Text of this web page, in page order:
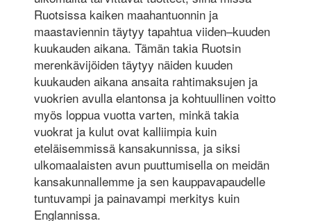
Ruotsissa kaiken maahantuonnin ja
maastaviennin täytyy tapahtua viiden–kuuden
kuukauden aikana. Tämän takia Ruotsin
merenkävijöiden täytyy näiden kuuden
kuukauden aikana ansaita rahtimaksujen ja
vuokrien avulla elantonsa ja kohtuullinen voitto
myös loppua vuotta varten, minkä takia
vuokrat ja kulut ovat kalliimpia kuin
eteläisemmissä kansakunnissa, ja siksi
ulkomaalaisten avun puuttumisella on meidän
kansakunnallemme ja sen kauppavapaudelle
tuntuvampi ja painavampi merkitys kuin
Englannissa.